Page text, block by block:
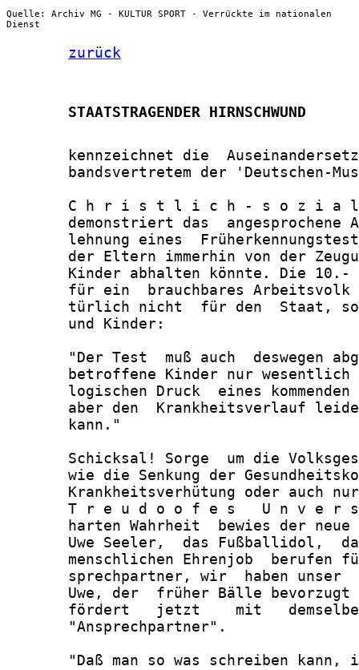
Quelle: Archiv MG - KULTUR SPORT - Verrückte im nationalen
Dienst
zurück
       STAATSTRAGENDER HIRNSCHWUND
kennzeichnet die
bandsvertretem der 'Deutschen-
C h r i s t l i c h - s o z i a
demonstriert das  angesprochene
lehnung eines
der Eltern immerhin von der
Kinder abhalten könnte. Die
für ein  brauchbares
türlich nicht  für den  Staat,
       und Kinder:
"Der Test  muß auch  deswegen
betroffene Kinder nur
logischen Druck  eines
aber den  Krankheitsverlauf
       kann."
Schicksal! Sorge  um die
wie die Senkung der
Krankheitsverhütung oder auch
T r e u d o o f e s   U n v e r
harten Wahrheit  bewies der
Uwe Seeler,  das Fußballidol,
menschlichen Ehrenjob  berufen
sprechpartner, wir  haben unser
Uwe, der  früher Bälle
fördert   jetzt    mit
       "Ansprechpartner".
"Daß man so was schreiben kann,